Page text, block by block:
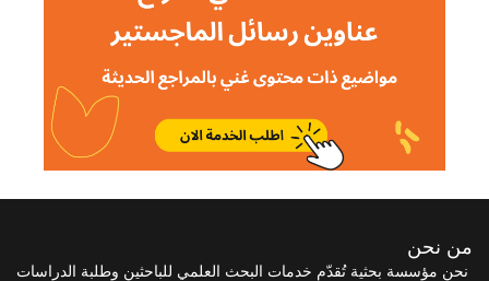
من نحن
نحن مؤسسة بحثية تُقدّم خدمات البحث العلمي للباحثين وطلبة الدراسات